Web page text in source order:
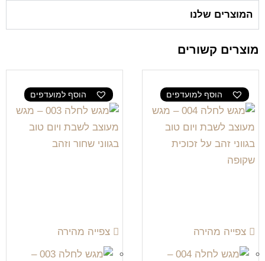
המוצרים שלנו
מוצרים קשורים
הוסף למועדפים
צפייה מהירה
הוסף למועדפים
צפייה מהירה